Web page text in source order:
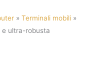
» Terminali mobili »
e ultra-robusta